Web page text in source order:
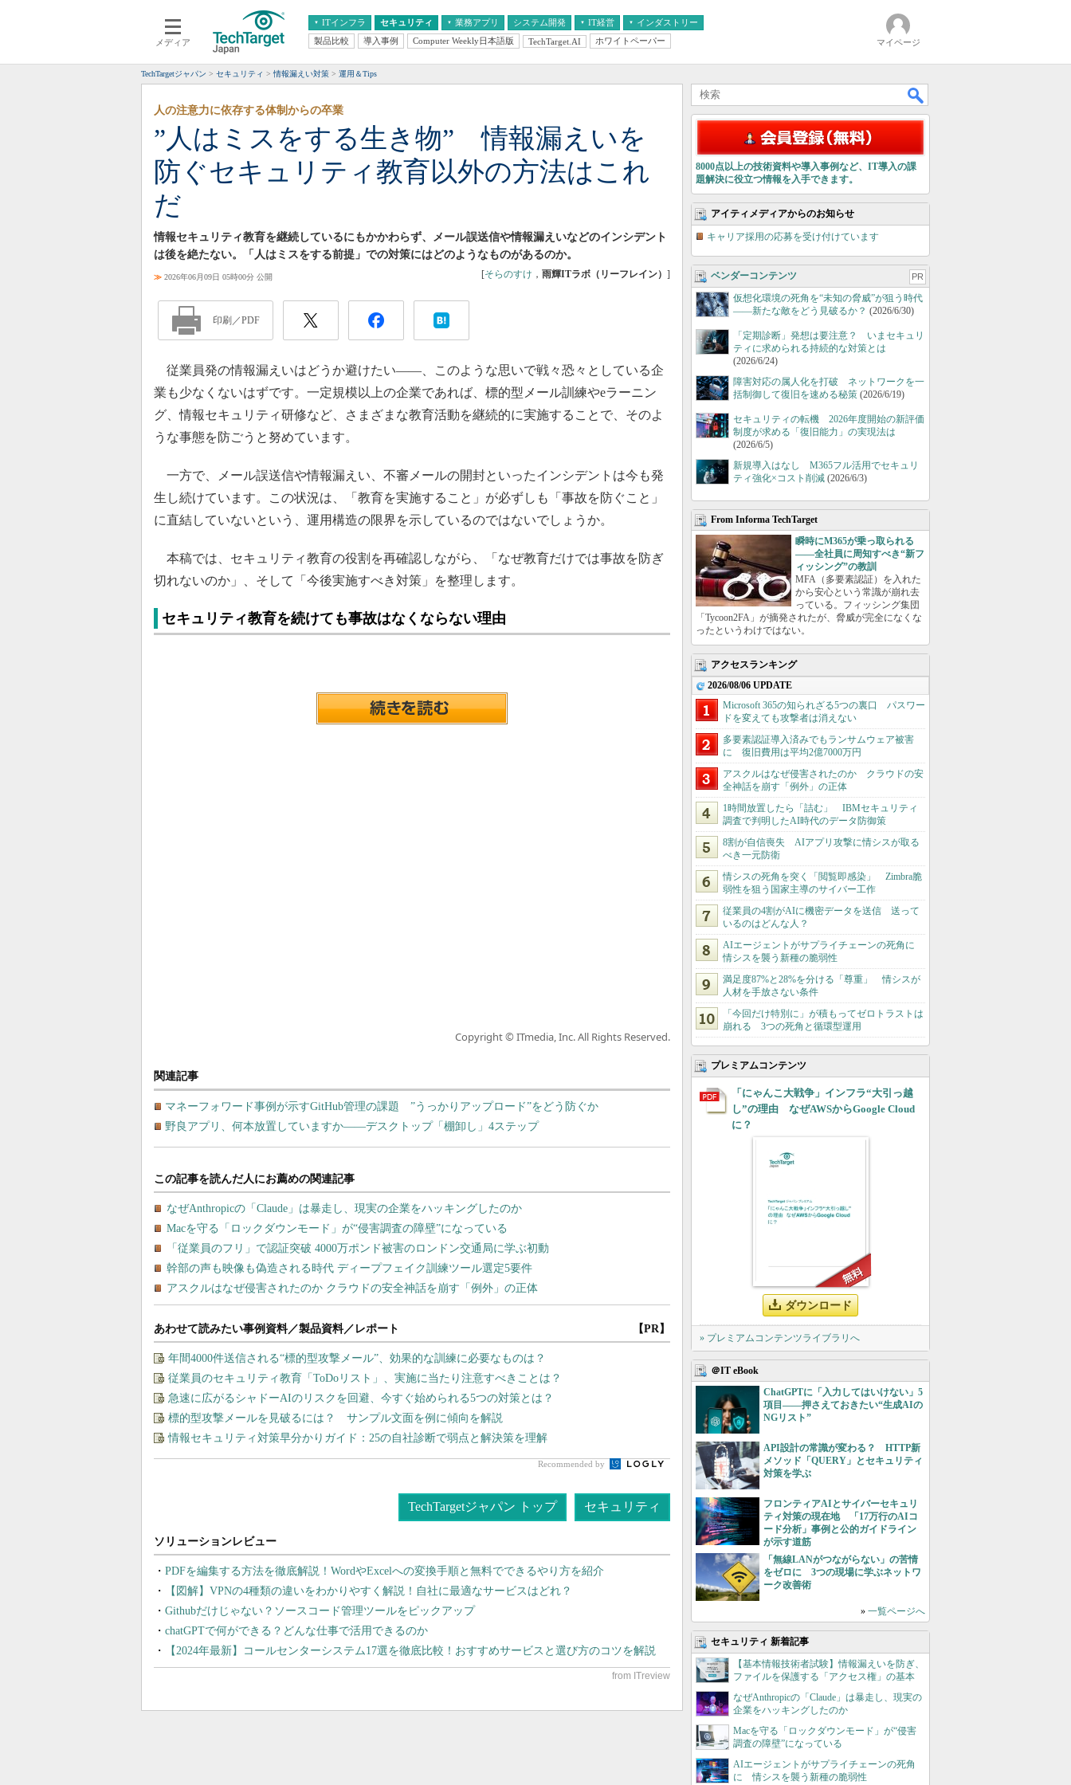
メディア
ITインフラ
クラウド
スマートモバイル
ネットワーク
システム運用管理
セキュリティ 業務アプリ
エンタープライズAI
ERP
CX
情報系システム
システム開発 IT経営
経営とIT
インダストリー
医療IT
製品比較 導入事例 Computer Weekly日本語版 TechTarget.AI ホワイトペーパー マイページ
TechTargetジャパン セキュリティ 情報漏えい対策 運用＆Tips
”人はミスをする生き物” 情報漏えいを
防ぐセキュリティ教育以外の方法はこれ
だ
人の注意力に依存する体制からの卒業
情報セキュリティ教育を継続しているにもかかわらず、メール誤送信や情報漏えいなどのインシデント
は後を絶たない。「人はミスをする前提」での対策にはどのようなものがあるのか。
≫ 2026年06月09日 05時00分 公開 [そらのすけ ， 雨輝ITラボ（リーフレイン） ]
印刷／PDF
従業員発の情報漏えいはどうか避けたい――、このような思いで戦々恐々としている企
業も少なくないはずです。一定規模以上の企業であれば、標的型メール訓練やeラーニン
グ、情報セキュリティ研修など、さまざまな教育活動を継続的に実施することで、そのよ
うな事態を防ごうと努めています。
一方で、メール誤送信や情報漏えい、不審メールの開封といったインシデントは今も発
生し続けています。この状況は、「教育を実施すること」が必ずしも「事故を防ぐこと」
に直結していないという、運用構造の限界を示しているのではないでしょうか。
本稿では、セキュリティ教育の役割を再確認しながら、「なぜ教育だけでは事故を防ぎ
切れないのか」、そして「今後実施すべき対策」を整理します。
セキュリティ教育を続けても事故はなくならない理由
Copyright © ITmedia, Inc. All Rights Reserved.
関連記事
マネーフォワード事例が示すGitHub管理の課題 ”うっかりアップロード”をどう防ぐか
野良アプリ、何本放置していますか――デスクトップ「棚卸し」4ステップ
あわせて読みたい事例資料／製品資料／レポート 【PR】
年間4000件送信される“標的型攻撃メール”、効果的な訓練に必要なものは？
従業員のセキュリティ教育「ToDoリスト」、実施に当たり注意すべきことは？
急速に広がるシャドーAIのリスクを回避、今すぐ始められる5つの対策とは？
標的型攻撃メールを見破るには？ サンプル文面を例に傾向を解説
情報セキュリティ対策早分かりガイド：25の自社診断で弱点と解決策を理解
Recommended by
TechTargetジャパン トップ セキュリティ
PDFを編集する方法を徹底解説！WordやExcelへの変換手順と無料でできるやり方を紹介
【図解】VPNの4種類の違いをわかりやすく解説！自社に最適なサービスはどれ？
Githubだけじゃない？ソースコード管理ツールをピックアップ
chatGPTで何ができる？どんな仕事で活用できるのか
【2024年最新】コールセンターシステム17選を徹底比較！おすすめサービスと選び方のコツを解説
8000点以上の技術資料や導入事例など、IT導入の課
題解決に役立つ情報を入手できます。
アイティメディアからのお知らせ
キャリア採用の応募を受け付けています
ベンダーコンテンツ PR
仮想化環境の死角を“未知の脅威”が狙う時代
――新たな敵をどう見破るか？ (2026/6/30)
「定期診断」発想は要注意？ いまセキュリ
ティに求められる持続的な対策とは
(2026/6/24)
障害対応の属人化を打破 ネットワークを一
括制御して復旧を速める秘策 (2026/6/19)
セキュリティの転機 2026年度開始の新評価
制度が求める「復旧能力」の実現法は
(2026/6/5)
新規導入はなし M365フル活用でセキュリ
ティ強化×コスト削減 (2026/6/3)
From Informa TechTarget
瞬時にM365が乗っ取られる
――全社員に周知すべき“新フ
ィッシング”の教訓
MFA（多要素認証）を入れた
から安心という常識が崩れ去
っている。フィッシング集団
「Tycoon2FA」が摘発されたが、脅威が完全になくな
ったというわけではない。
アクセスランキング
2026/08/06 UPDATE
Microsoft 365の知られざる5つの裏口 パスワー
ドを変えても攻撃者は消えない
多要素認証導入済みでもランサムウェア被害
に 復旧費用は平均2億7000万円
アスクルはなぜ侵害されたのか クラウドの安
全神話を崩す「例外」の正体
1時間放置したら「詰む」 IBMセキュリティ
調査で判明したAI時代のデータ防御策
8割が自信喪失 AIアプリ攻撃に情シスが取る
べき一元防衛
情シスの死角を突く「閲覧即感染」 Zimbra脆
弱性を狙う国家主導のサイバー工作
従業員の4割がAIに機密データを送信 送って
いるのはどんな人？
AIエージェントがサプライチェーンの死角に
情シスを襲う新種の脆弱性
満足度87%と28%を分ける「尊重」 情シスが
人材を手放さない条件
「今回だけ特別に」が積もってゼロトラストは
崩れる 3つの死角と循環型運用
プレミアムコンテンツ
「にゃんこ大戦争」インフラ“大引っ越
し”の理由 なぜAWSからGoogle Cloud
に？
ダウンロード
» プレミアムコンテンツライブラリへ
＠IT eBook
ChatGPTに「入力してはいけない」5
項目――押さえておきたい“生成AIの
NGリスト”
API設計の常識が変わる？ HTTP新
メソッド「QUERY」とセキュリティ
対策を学ぶ
フロンティアAIとサイバーセキュリ
ティ対策の現在地 「17万行のAIコ
ード分析」事例と公的ガイドライン
が示す道筋
「無線LANがつながらない」の苦情
をゼロに 3つの現場に学ぶネットワ
ーク改善術
» 一覧ページへ
セキュリティ 新着記事
【基本情報技術者試験】情報漏えいを防ぎ、
ファイルを保護する「アクセス権」の基本
なぜAnthropicの「Claude」は暴走し、現実の
企業をハッキングしたのか
Macを守る「ロックダウンモード」が“侵害
調査の障壁”になっている
AIエージェントがサプライチェーンの死角
に 情シスを襲う新種の脆弱性